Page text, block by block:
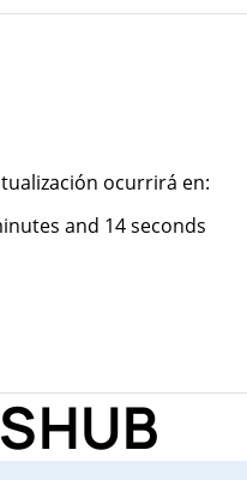
ocurrirá en:
and 14 seconds